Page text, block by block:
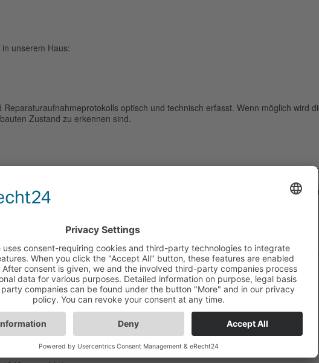
unserem Haus:
optisch und technisch erfasst. Wenn möglich wird
Zustand zu erkennen sind.
der Bauteile, wird die Spindel komplett zerlegt. Die wichtigen Stellen
für die Reparatur erstellt. Weitergehend beraten wir Sie in
für Ihren Fertigungsprozess
Nur nach vorhergehender Rücksprache und Freigabe Ihrerseits wird die
bzw. beschafft. Ebenso erfolgt die Überholung der verschlissenen
nicht möglich sein, werden diese von uns für Sie neu produziert.